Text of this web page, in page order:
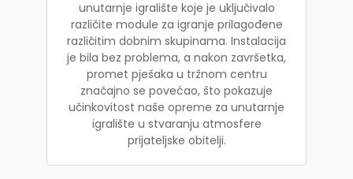
unutarnje igralište koje je uključivalo
različite module za igranje prilagođene
različitim dobnim skupinama. Instalacija
je bila bez problema, a nakon završetka,
promet pješaka u tržnom centru
značajno se povećao, što pokazuje
učinkovitost naše opreme za unutarnje
igralište u stvaranju atmosfere
prijateljske obitelji.